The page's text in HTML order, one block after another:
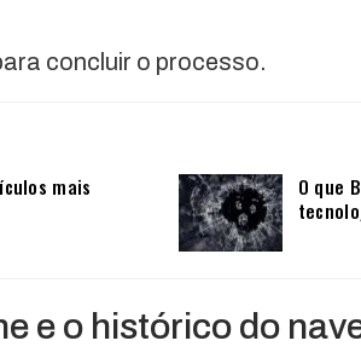
concluir o processo.
mais
O que
e o histórico do